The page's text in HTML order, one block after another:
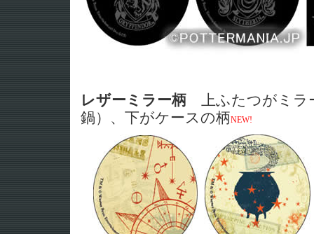
レザーミラー柄 上ふたつがミラ
鍋）、下がケースの柄NEW!